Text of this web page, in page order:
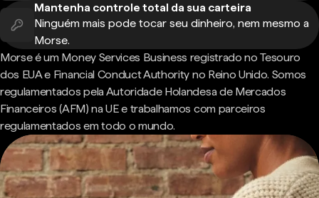
Mantenha controle total da sua carteira
Ninguém mais pode tocar seu dinheiro, nem mesmo a
Morse.
Morse é um Money Services Business registrado no Tesouro
dos EUA e Financial Conduct Authority no Reino Unido. Somos
regulamentados pela Autoridade Holandesa de Mercados
Financeiros (AFM) na UE e trabalhamos com parceiros
regulamentados em todo o mundo.